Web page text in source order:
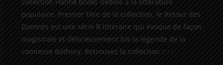
populaire. Premier titre de la collection, le Retour des
Damnés est une série B littéraire qui évoque de façon
magistrale et délicieusement bis la légende de la
comtesse Báthory. Retrouvez la collection ici :